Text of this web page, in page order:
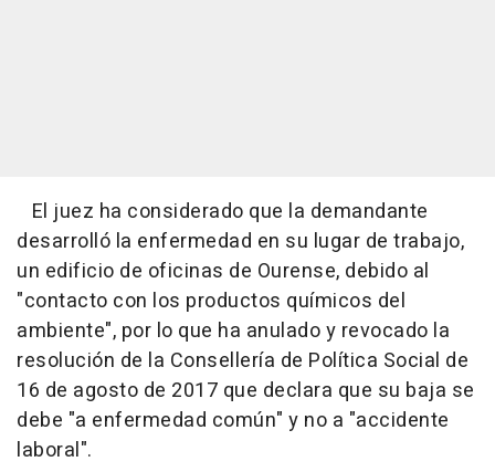
El juez ha considerado que la demandante
desarrolló la enfermedad en su lugar de trabajo,
un edificio de oficinas de Ourense, debido al
"contacto con los productos químicos del
ambiente", por lo que ha anulado y revocado la
resolución de la Consellería de Política Social de
16 de agosto de 2017 que declara que su baja se
debe "a enfermedad común" y no a "accidente
laboral".